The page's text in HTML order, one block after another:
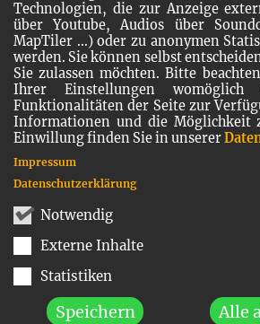
Technologien, die zur Anzeige
über Youtube, Audios über
MapTiler ...) oder zu anonymen
werden. Sie können selbst
Sie zulassen möchten. Bitte
Ihrer Einstellungen
Funktionalitäten der Seite zur
Informationen und die Möglichkeit
Einwillung finden Sie in unserer
Notwendig
Externe Inhalte
Statistiken
Speichern Alle
Impressum
Datenschutzerklärung